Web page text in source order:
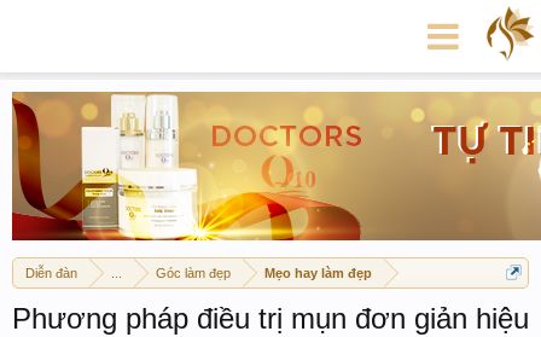
Diễn đàn Góc làm đẹp Mẹo hay làm đẹp
Phương pháp điều trị mụn đơn giản hiệu